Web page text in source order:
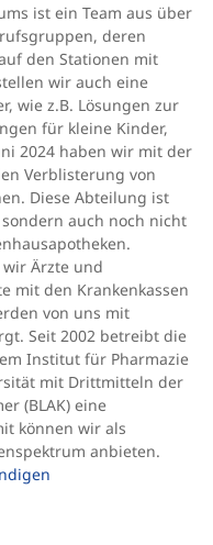
ist ein Team aus über
deren
den Stationen mit
wir auch eine
wie z.B. Lösungen zur
für kleine Kinder,
2024 haben wir mit der
Verblisterung von
Diese Abteilung ist
auch noch nicht
Ärzte und
mit den Krankenkassen
von uns mit
Seit 2002 betreibt die
Institut für Pharmazie
mit Drittmitteln der
(BLAK) eine
können wir als
anbieten.